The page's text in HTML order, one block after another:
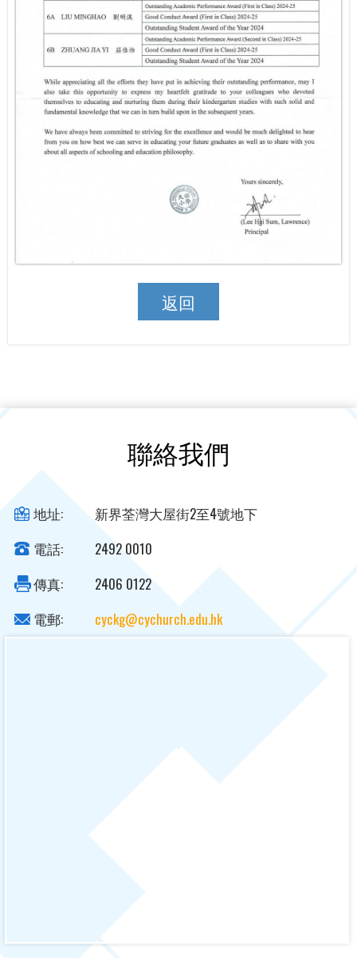
返回
聯絡我們
地址:
新界荃灣大屋街2至4號地下
電話:
2492 0010
傳真:
2406 0122
電郵:
cyckg@cychurch.edu.hk